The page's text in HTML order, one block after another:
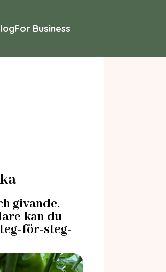
For Business
givande.
kan du
för-steg-